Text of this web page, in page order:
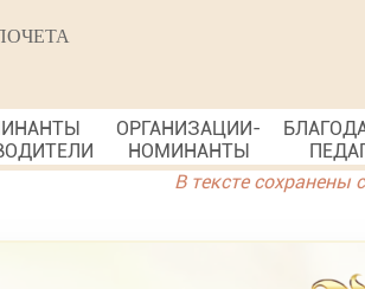
ОРГАНИЗАЦИИ-
НОМИНАНТЫ
В тексте сохранены